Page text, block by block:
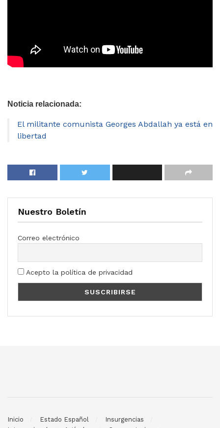
Noticia relacionada:
El militante comunista Georges Abdallah ya está en
libertad
Nuestro Boletín
Correo electrónico
Acepto la política de privacidad
Inicio Estado Español
Insurgencias